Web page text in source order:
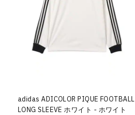
adidas ADICOLOR PIQUE FOOTBALL
LONG SLEEVE ホワイト - ホワイト